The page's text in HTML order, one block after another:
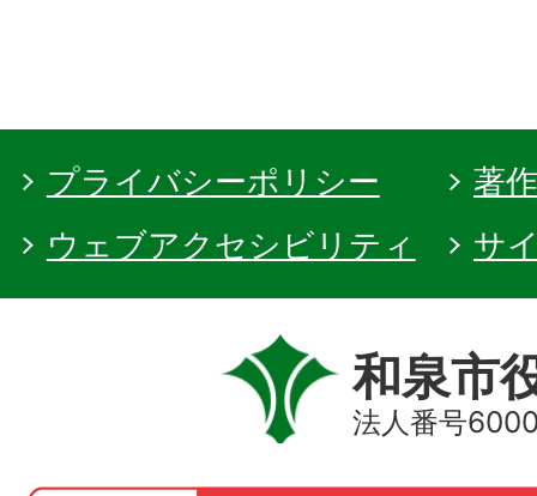
プライバシーポリシー
著
ウェブアクセシビリティ
サ
和泉市
法人番号